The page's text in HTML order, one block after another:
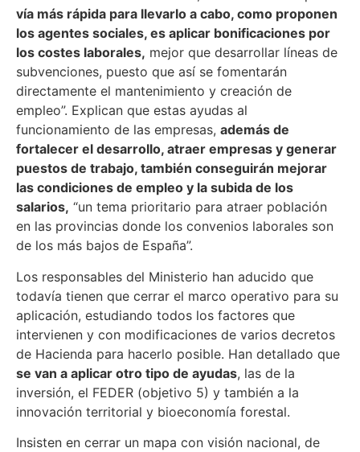
vía más rápida para llevarlo a cabo, como proponen
los agentes sociales, es aplicar bonificaciones por
los costes laborales, mejor que desarrollar líneas de
subvenciones, puesto que así se fomentarán
directamente el mantenimiento y creación de
empleo”. Explican que estas ayudas al
funcionamiento de las empresas, además de
fortalecer el desarrollo, atraer empresas y generar
puestos de trabajo, también conseguirán mejorar
las condiciones de empleo y la subida de los
salarios, “un tema prioritario para atraer población
en las provincias donde los convenios laborales son
de los más bajos de España”.
Los responsables del Ministerio han aducido que
todavía tienen que cerrar el marco operativo para su
aplicación, estudiando todos los factores que
intervienen y con modificaciones de varios decretos
de Hacienda para hacerlo posible. Han detallado que
se van a aplicar otro tipo de ayudas, las de la
inversión, el FEDER (objetivo 5) y también a la
innovación territorial y bioeconomía forestal.
Insisten en cerrar un mapa con visión nacional, de